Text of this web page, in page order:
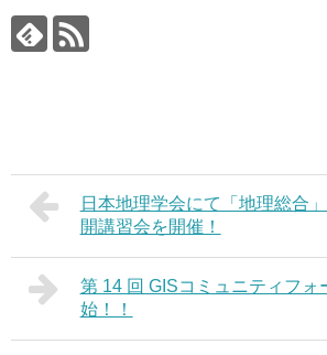
日本地理学会にて「地理総合
開講習会を開催！
第 14 回 GISコミュニティフォ
始！！